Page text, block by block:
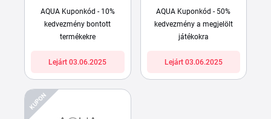
AQUA Kuponkód - 10%
kedvezmény bontott
termékekre
Lejárt 03.06.2025
AQUA Kuponkód - 50%
kedvezmény a megjelölt
játékokra
Lejárt 03.06.2025
KUPON